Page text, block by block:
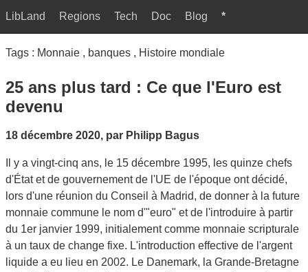
LibLand Regions Tech Doc Blog *
Tags : Monnaie , banques , Histoire mondiale
25 ans plus tard : Ce que l'Euro est
devenu
18 décembre 2020, par Philipp Bagus
Il y a vingt-cinq ans, le 15 décembre 1995, les quinze chefs
d'État et de gouvernement de l'UE de l'époque ont décidé,
lors d'une réunion du Conseil à Madrid, de donner à la future
monnaie commune le nom d'"euro" et de l'introduire à partir
du 1er janvier 1999, initialement comme monnaie scripturale
à un taux de change fixe. L'introduction effective de l'argent
liquide a eu lieu en 2002. Le Danemark, la Grande-Bretagne